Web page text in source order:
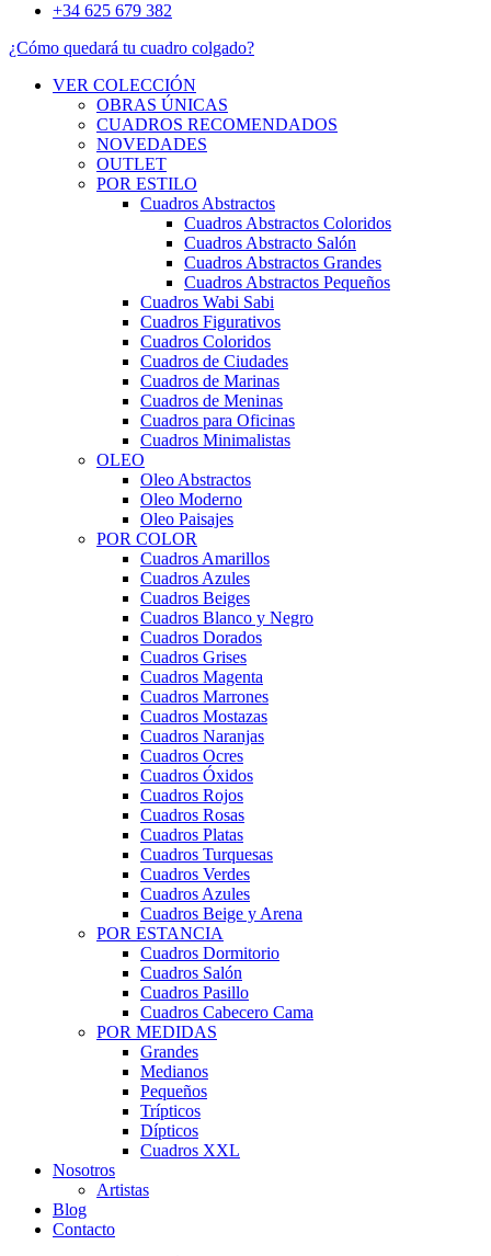
+34 625 679 382
¿Cómo quedará tu cuadro colgado?
VER COLECCIÓN
OBRAS ÚNICAS
CUADROS RECOMENDADOS
NOVEDADES
OUTLET
POR ESTILO
Cuadros Abstractos
Cuadros Abstractos Coloridos
Cuadros Abstracto Salón
Cuadros Abstractos Grandes
Cuadros Abstractos Pequeños
Cuadros Wabi Sabi
Cuadros Figurativos
Cuadros Coloridos
Cuadros de Ciudades
Cuadros de Marinas
Cuadros de Meninas
Cuadros para Oficinas
Cuadros Minimalistas
OLEO
Oleo Abstractos
Oleo Moderno
Oleo Paisajes
POR COLOR
Cuadros Amarillos
Cuadros Azules
Cuadros Beiges
Cuadros Blanco y Negro
Cuadros Dorados
Cuadros Grises
Cuadros Magenta
Cuadros Marrones
Cuadros Mostazas
Cuadros Naranjas
Cuadros Ocres
Cuadros Óxidos
Cuadros Rojos
Cuadros Rosas
Cuadros Platas
Cuadros Turquesas
Cuadros Verdes
Cuadros Azules
Cuadros Beige y Arena
POR ESTANCIA
Cuadros Dormitorio
Cuadros Salón
Cuadros Pasillo
Cuadros Cabecero Cama
POR MEDIDAS
Grandes
Medianos
Pequeños
Trípticos
Dípticos
Cuadros XXL
Nosotros
Artistas
Blog
Contacto